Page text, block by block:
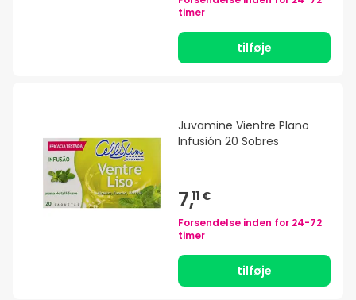
timer
tilføje
Juvamine Vientre Plano
Infusión 20 Sobres
7,11 €
Forsendelse inden for 24-72
timer
tilføje